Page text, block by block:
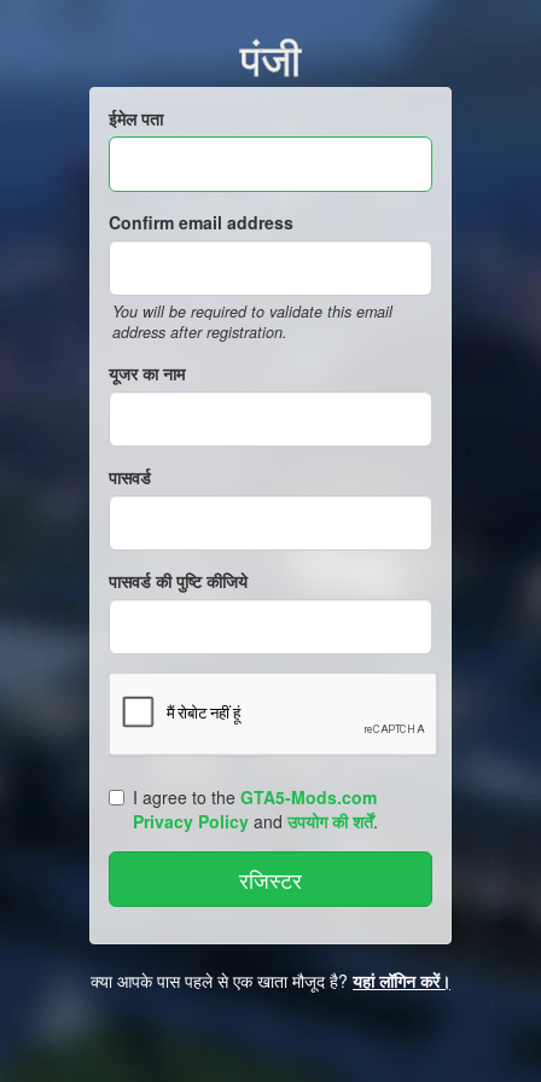
पंजी
ईमेल पता
Confirm email address
You will be required to validate this email
address after registration.
यूजर का नाम
पासवर्ड
पासवर्ड की पुष्टि कीजिये
I agree to the GTA5-Mods.com
Privacy Policy andउपयोग की शर्तें.
क्या आपके पास पहले से एक खाता मौजूद है?यहां लॉगिन करें।